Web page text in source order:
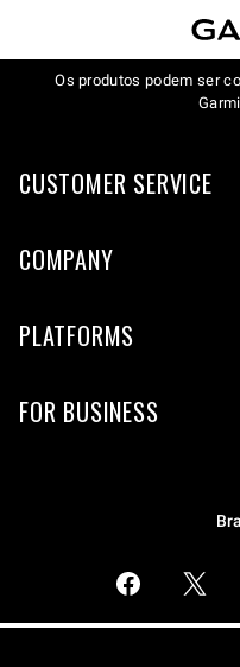
Os produtos podem ser
CUSTOMER SERVICE
COMPANY
PLATFORMS
FOR BUSINESS